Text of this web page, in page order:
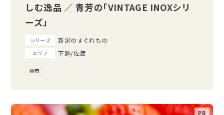
しむ逸品 ／ 青芳の「VINTAGE INOXシリ
ーズ」
シリーズ 新潟のすぐれもの
エリア 下越/佐渡
燕市